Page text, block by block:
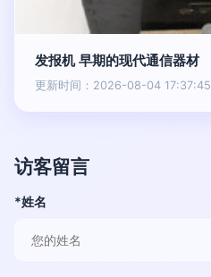
发报机 早期的现代通信器材
更新时间：2026-08-04 17:37:45
访客留言
*姓名